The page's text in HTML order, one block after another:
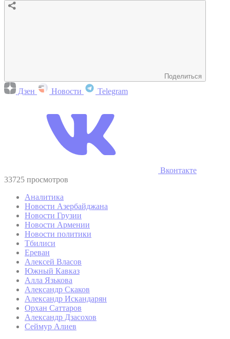
Поделиться
Дзен Новости Telegram
Вконтакте
33725 просмотров
Аналитика
Новости Азербайджана
Новости Грузии
Новости Армении
Новости политики
Тбилиси
Ереван
Алексей Власов
Южный Кавказ
Алла Язькова
Александр Скаков
Александр Искандарян
Орхан Саттаров
Александр Дзасохов
Сеймур Алиев